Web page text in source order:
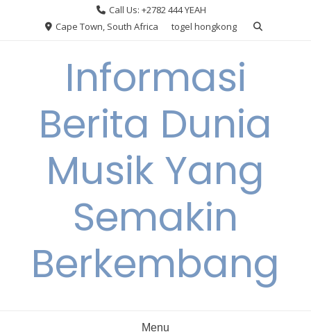
Call Us: +2782 444 YEAH
Cape Town, South Africa
togel hongkong
Informasi
Berita Dunia
Musik Yang
Semakin
Berkembang
Menu